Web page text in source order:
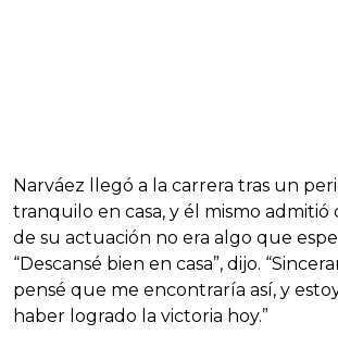
Narváez llegó a la carrera tras un
tranquilo en casa, y él mismo
de su actuación no era algo que
“Descansé bien en casa”, dijo.
pensé que me encontraría así, y
haber logrado la victoria hoy.”